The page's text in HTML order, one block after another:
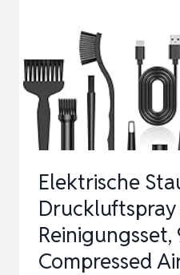
FÜR
OPTIMALE
ALLER
99-
5003
EU
Elektrische
Druckluftspray
Compressed